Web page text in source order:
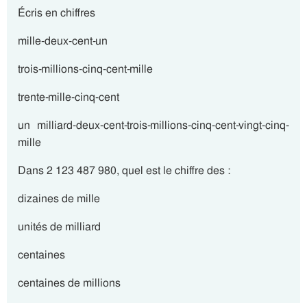
Écris en chiffres
mille-deux-cent-un
trois-millions-cinq-cent-mille
trente-mille-cinq-cent
un milliard-deux-cent-trois-millions-cinq-cent-vingt-cinq-
mille
Dans 2 123 487 980, quel est le chiffre des :
dizaines de mille
unités de milliard
centaines
centaines de millions